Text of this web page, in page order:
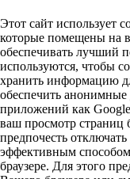
Этот сайт использует
которые помещены на
обеспечивать лучший
используются, чтобы
хранить информацию
обеспечить
приложений как
ваш просмотр
предпочесть
эффективным
браузере. Для этого